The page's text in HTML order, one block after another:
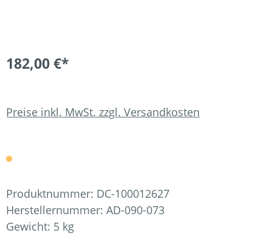
182,00 €*
Preise inkl. MwSt. zzgl. Versandkosten
Produktnummer: DC-100012627
Herstellernummer: AD-090-073
Gewicht: 5 kg